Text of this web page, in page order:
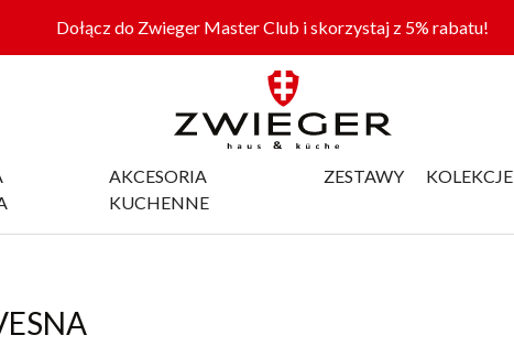
Dołącz do Zwieger Master Club i skorzystaj z 5% rabatu!
AKCESORIA
KUCHENNE
ZESTAWY KOLEKCJE